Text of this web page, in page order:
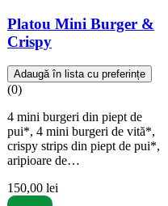
Platou Mini Burger &
Crispy
Adaugă în lista cu preferințe
(0)
4 mini burgeri din piept de
pui*, 4 mini burgeri de vită*,
crispy strips din piept de pui*,
aripioare de…
150,00 lei